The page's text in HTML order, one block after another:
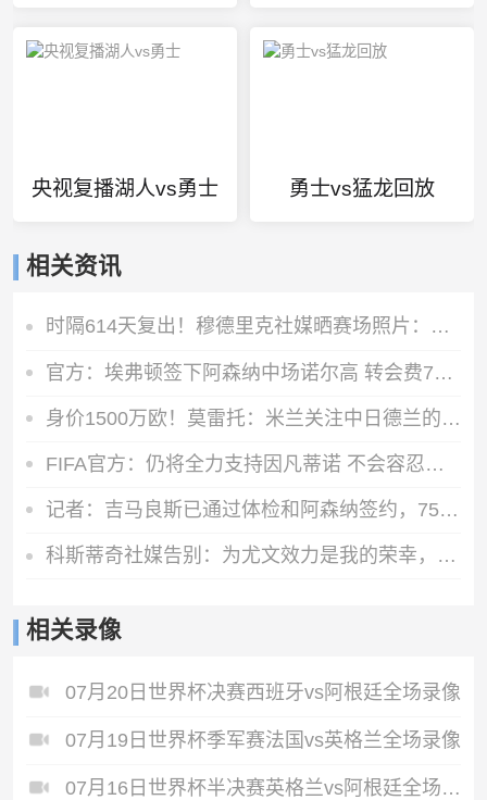
央视复播湖人vs勇士 勇士vs猛龙回放
相关资讯
时隔614天复出！穆德里克社媒晒赛场照片：好久不见
官方：埃弗顿签下阿森纳中场诺尔高 转会费700万镑签约2年
身价1500万欧！莫雷托：米兰关注中日德兰的智利前锋奥索里奥
FIFA官方：仍将全力支持因凡蒂诺 不会容忍外界对FIFA诚信的攻击
记者：吉马良斯已通过体检和阿森纳签约，7500万镑分期3年支付
科斯蒂奇社媒告别：为尤文效力是我的荣幸，感谢大家的支持
相关录像
07月20日世界杯决赛西班牙vs阿根廷全场录像
07月19日世界杯季军赛法国vs英格兰全场录像
07月16日世界杯半决赛英格兰vs阿根廷全场录像